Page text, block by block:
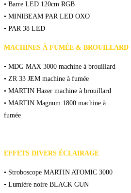
• Barre LED 120cm RGB
• MINIBEAM PAR LED OXO
• PAR 38 LED
MACHINES À FUMÉE & BROUILLARD
• MDG MAX 3000 machine à brouillard
• ZR 33 JEM machine à fumée
• MARTIN Hazer machine à brouillard
• MARTIN Magnum 1800 machine à
fumée
EFFETS DIVERS ÉCLAIRAGE
• Stroboscope MARTIN ATOMIC 3000
• Lumière noire BLACK GUN